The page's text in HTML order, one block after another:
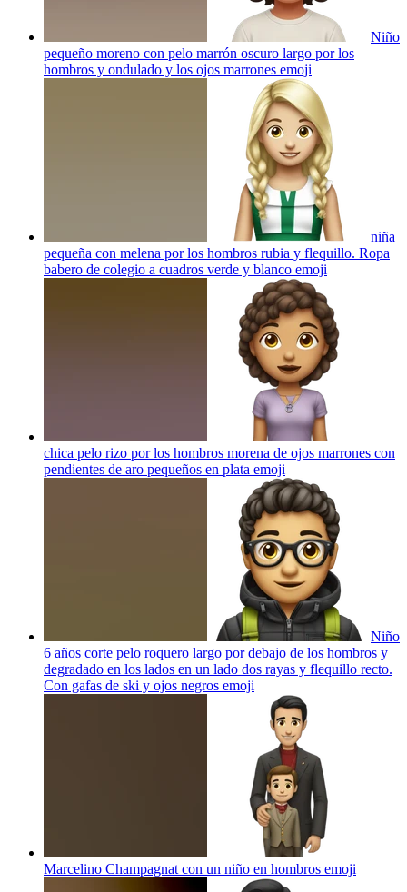
Niño
pequeño moreno con pelo marrón oscuro largo por los
hombros y ondulado y los ojos marrones emoji
niña
pequeña con melena por los hombros rubia y flequillo. Ropa
babero de colegio a cuadros verde y blanco emoji
chica pelo rizo por los hombros morena de ojos marrones con
pendientes de aro pequeños en plata emoji
Niño
6 años corte pelo roquero largo por debajo de los hombros y
degradado en los lados en un lado dos rayas y flequillo recto.
Con gafas de ski y ojos negros emoji
Marcelino Champagnat con un niño en hombros emoji